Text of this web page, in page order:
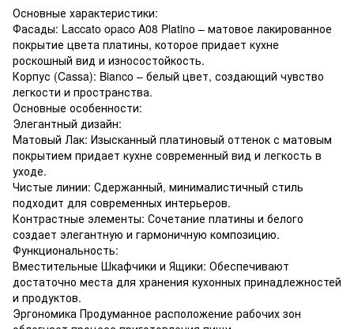
Основные характеристики:
Фасады: Laccato opaco A08 Platino – матовое лакированное
покрытие цвета платины, которое придает кухне
роскошный вид и износостойкость.
Корпус (Cassa): Bianco – белый цвет, создающий чувство
легкости и пространства.
Основные особенности:
Элегантный дизайн:
Матовый Лак: Изысканный платиновый оттенок с матовым
покрытием придает кухне современный вид и легкость в
уходе.
Чистые линии: Сдержанный, минималистичный стиль
подходит для современных интерьеров.
Контрастные элементы: Сочетание платины и белого
создает элегантную и гармоничную композицию.
Функциональность:
Вместительные Шкафчики и Ящики: Обеспечивают
достаточно места для хранения кухонных принадлежностей
и продуктов.
Эргономика Продуманное расположение рабочих зон